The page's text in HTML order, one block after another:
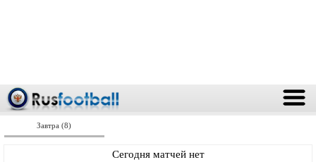
Завтра (8)
Сегодня матчей нет